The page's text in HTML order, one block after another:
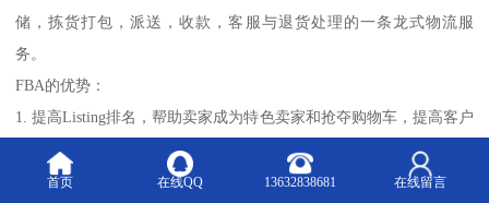
储，拣货打包，派送，收款，客服与退货处理的一条龙式物流服
务。
FBA的优势：
1. 提高Listing排名，帮助卖家成为特色卖家和抢夺购物车，提高客户
的信任度。
2.仓库遍布全世界，智能化管理
首页 在线QQ 13632838681 在线留言